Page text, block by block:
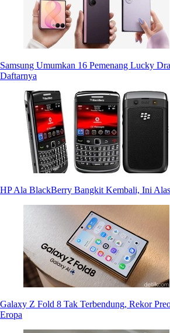
Samsung Umumkan 16 Pemenang Lucky
Daftarnya
HP Ala BlackBerry Bangkit Kembali, Ini
Galaxy Z Fold 8 Tak Terbendung, Rekor
Eropa